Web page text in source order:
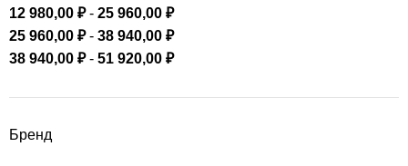
12 980,00 ₽- 25 960,00 ₽
25 960,00 ₽- 38 940,00 ₽
38 940,00 ₽- 51 920,00 ₽
Бренд